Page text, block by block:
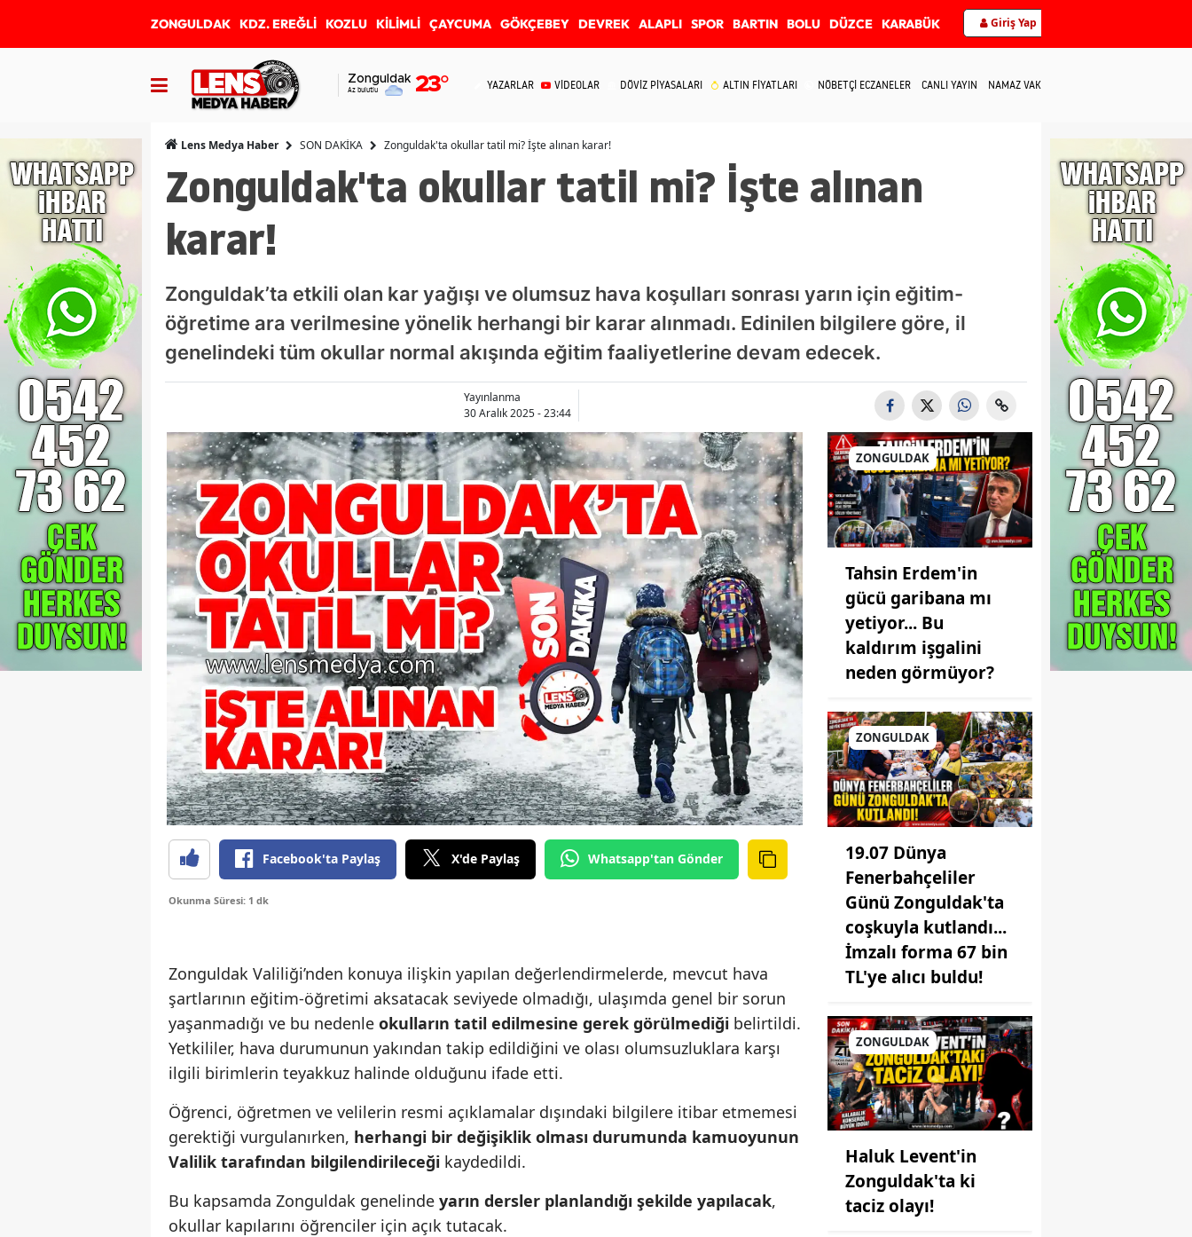
ZONGULDAK KDZ. EREĞLİ KOZLU KİLİMLİ ÇAYCUMA GÖKÇEBEY DEVREK ALAPLI SPOR BARTIN BOLU DÜZCE KARABÜK Giriş Yap
Zonguldak
Az bulutlu 23° YAZARLAR VİDEOLAR DÖVİZ PİYASALARI ALTIN FİYATLARI NÖBETÇİ ECZANELER CANLI YAYIN NAMAZ VAKİTLERİ
Lens Medya Haber SON DAKİKA Zonguldak'ta okullar tatil mi? İşte alınan karar!
Zonguldak'ta okullar tatil mi? İşte alınan
karar!
Zonguldak’ta etkili olan kar yağışı ve olumsuz hava koşulları sonrası yarın için eğitim-
öğretime ara verilmesine yönelik herhangi bir karar alınmadı. Edinilen bilgilere göre, il
genelindeki tüm okullar normal akışında eğitim faaliyetlerine devam edecek.
Yayınlanma
30 Aralık 2025 - 23:44
Facebook'ta Paylaş X'de Paylaş Whatsapp'tan Gönder
Okunma Süresi: 1 dk
Zonguldak Valiliği’nden konuya ilişkin yapılan değerlendirmelerde, mevcut hava
şartlarının eğitim-öğretimi aksatacak seviyede olmadığı, ulaşımda genel bir sorun
yaşanmadığı ve bu nedenle okulların tatil edilmesine gerek görülmediği belirtildi.
Yetkililer, hava durumunun yakından takip edildiğini ve olası olumsuzluklara karşı
ilgili birimlerin teyakkuz halinde olduğunu ifade etti.
Öğrenci, öğretmen ve velilerin resmi açıklamalar dışındaki bilgilere itibar etmemesi
gerektiği vurgulanırken, herhangi bir değişiklik olması durumunda kamuoyunun
Valilik tarafından bilgilendirileceği kaydedildi.
Bu kapsamda Zonguldak genelinde yarın dersler planlandığı şekilde yapılacak,
okullar kapılarını öğrenciler için açık tutacak.
ZONGULDAK
Tahsin Erdem'in
gücü garibana mı
yetiyor... Bu
kaldırım işgalini
neden görmüyor?
ZONGULDAK
19.07 Dünya
Fenerbahçeliler
Günü Zonguldak'ta
coşkuyla kutlandı...
İmzalı forma 67 bin
TL'ye alıcı buldu!
ZONGULDAK
Haluk Levent'in
Zonguldak'ta ki
taciz olayı!